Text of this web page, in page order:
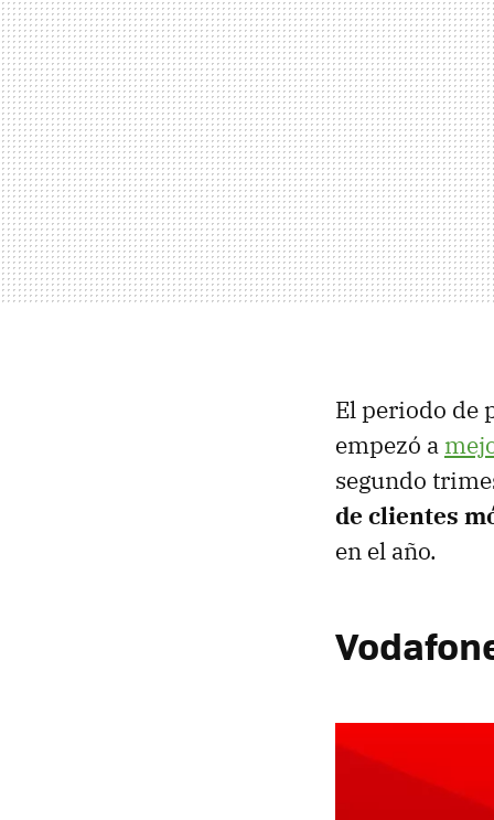
El periodo de
empezó a
segundo
de clientes
en el año.